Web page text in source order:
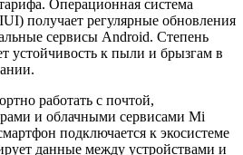
Операционная система
получает регулярные обновления
сервисы Android. Степень
устойчивость к пыли и брызгам в
работать с почтой,
и облачными сервисами Mi
подключается к экосистеме
данные между устройствами и